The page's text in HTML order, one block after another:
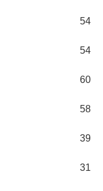
54
54
60
58
39
31